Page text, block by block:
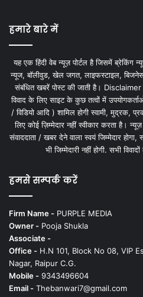
हमारे बारे में
यह एक हिंदी वेब न्यूज़ पोर्टल है जिसमें ब्रेकिंग
न्यूज, बॉलीवुड, खेल जगत, लाइफस्टाइल,
संबंधित खबरें पोस्ट की जाती है।
विवाद के लिए साइट के कुछ तत्वों में
/ विडियो आदि ) शामिल होगी स्वामी, मुद्रक,
लिए कोई ज़िम्मेदार नहीं स्वीकार करता है।
संवाददाता / खबर देने वाला स्वयं जिम्मेदार
भी जिम्मेदारी नहीं होगी. सभी
हमसे सम्पर्क करें
Firm Name - PURPLE MEDIA
Owner - Pooja Shukla
Associate -
Office - H.N 101, Block No 08, VIP
Nagar, Raipur C.G.
Mobile - 9343496604
Email - Thebanwari7@gmail.com